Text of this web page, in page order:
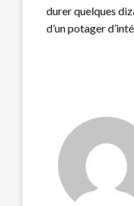
durer quelques
d’un potager